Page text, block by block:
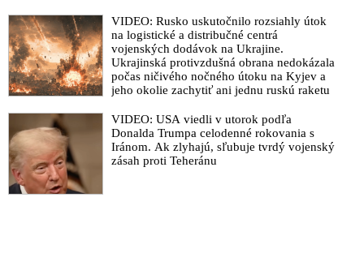
VIDEO: Rusko uskutočnilo rozsiahly útok
na logistické a distribučné centrá
vojenských dodávok na Ukrajine.
Ukrajinská protivzdušná obrana nedokázala
počas ničivého nočného útoku na Kyjev a
jeho okolie zachytiť ani jednu ruskú raketu
VIDEO: USA viedli v utorok podľa
Donalda Trumpa celodenné rokovania s
Iránom. Ak zlyhajú, sľubuje tvrdý vojenský
zásah proti Teheránu